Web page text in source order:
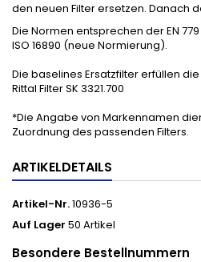
den neuen Filter ersetzen. Danach
Die Normen entsprechen der EN
ISO 16890 (neue Normierung).
Die baselines Ersatzfilter erfüllen
Rittal Filter SK 3321.700
*Die Angabe von Markennamen
Zuordnung des passenden Filters.
ARTIKELDETAILS
Artikel-Nr.10936-5
Auf Lager 50 Artikel
Besondere Bestellnummern